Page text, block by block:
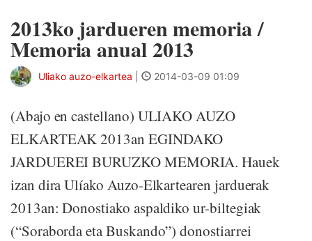
2013ko jardueren memoria /
Memoria anual 2013
Uliako auzo-elkartea 2014-03-09 01:09
(Abajo en castellano) ULIAKO AUZO
ELKARTEAK 2013an EGINDAKO
JARDUEREI BURUZKO MEMORIA. Hauek
izan dira Ulíako Auzo-Elkartearen jarduerak
2013an: Donostiako aspaldiko ur-biltegiak
(“Soraborda eta Buskando”) donostiarrei